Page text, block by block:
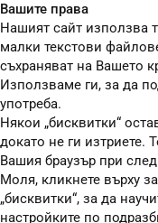
Вашите права
Нашият сайт използва
малки текстови
съхраняват на Вашето
Използваме ги, за да
употреба.
Някои „бисквитки“
докато не ги изтриете.
Вашия браузър при
Моля, кликнете върху
„бисквитки“, за да
настройките по